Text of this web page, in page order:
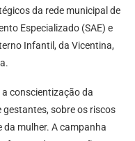
da rede municipal de
Especializado (SAE) e
Infantil, da Vicentina,
conscientização da
sobre os riscos
da mulher. A campanha